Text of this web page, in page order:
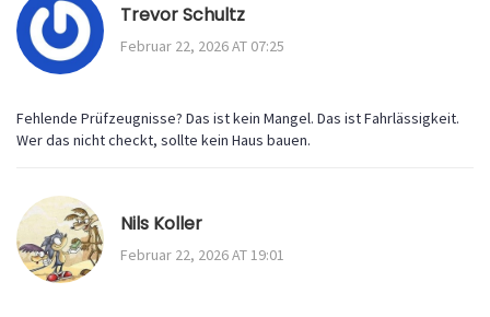
Trevor Schultz
Februar 22, 2026 AT 07:25
Fehlende Prüfzeugnisse? Das ist kein Mangel. Das ist Fahrlässigkeit.
Wer das nicht checkt, sollte kein Haus bauen.
Nils Koller
Februar 22, 2026 AT 19:01